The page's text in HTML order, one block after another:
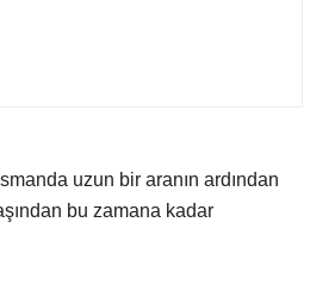
uzun bir aranın ardından
bu zamana kadar